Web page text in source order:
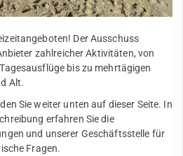
Der Ausschuss
zahlreicher Aktivitäten, von
bis zu mehrtägigen
Alt.
Sie weiter unten auf dieser Seite. In
erfahren Sie die
und unserer Geschäftsstelle für
Fragen.